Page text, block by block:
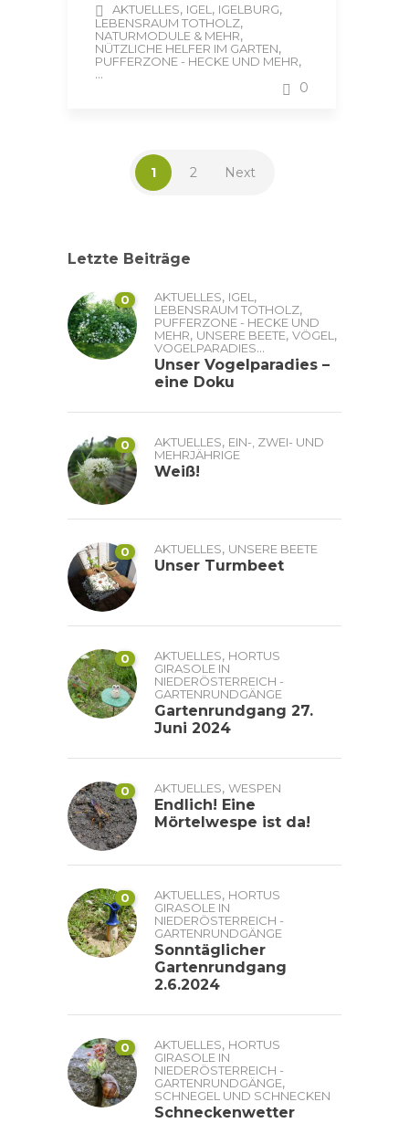
AKTUELLES, IGEL , IGELBURG,
LEBENSRAUM TOTHOLZ,
NATURMODULE & MEHR,
NÜTZLICHE HELFER IM GARTEN,
PUFFERZONE - HECKE UND MEHR,
...
0
1 2 Next
Letzte Beiträge
0 AKTUELLES, IGEL,
LEBENSRAUM TOTHOLZ,
PUFFERZONE - HECKE UND
MEHR, UNSERE BEETE, VÖGEL,
VOGELPARADIES...
Unser Vogelparadies –
eine Doku
0 AKTUELLES, EIN-, ZWEI- UND
MEHRJÄHRIGE
Weiß!
0 AKTUELLES, UNSERE BEETE
Unser Turmbeet
0 AKTUELLES, HORTUS
GIRASOLE IN
NIEDERÖSTERREICH -
GARTENRUNDGÄNGE
Gartenrundgang 27.
Juni 2024
0 AKTUELLES, WESPEN
Endlich! Eine
Mörtelwespe ist da!
0 AKTUELLES, HORTUS
GIRASOLE IN
NIEDERÖSTERREICH -
GARTENRUNDGÄNGE
Sonntäglicher
Gartenrundgang
2.6.2024
0 AKTUELLES, HORTUS
GIRASOLE IN
NIEDERÖSTERREICH -
GARTENRUNDGÄNGE,
SCHNEGEL UND SCHNECKEN
Schneckenwetter